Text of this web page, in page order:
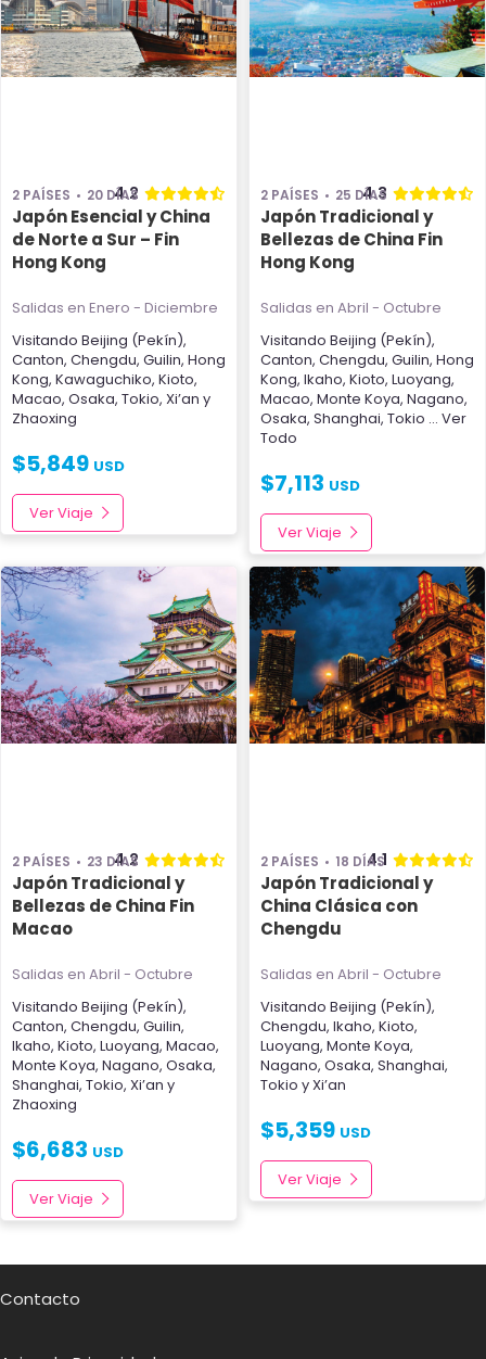
2 PAÍSES 20 DÍAS
4.2
Japón Esencial y China
de Norte a Sur – Fin
Hong Kong
Salidas en Enero - Diciembre
Visitando Beijing (Pekín),
Canton, Chengdu, Guilin, Hong
Kong, Kawaguchiko, Kioto,
Macao, Osaka, Tokio, Xi’an y
Zhaoxing
$5,849 USD
Ver Viaje
2 PAÍSES 25 DÍAS
4.3
Japón Tradicional y
Bellezas de China Fin
Hong Kong
Salidas en Abril - Octubre
Visitando Beijing (Pekín),
Canton, Chengdu, Guilin, Hong
Kong, Ikaho, Kioto, Luoyang,
Macao, Monte Koya, Nagano,
Osaka, Shanghai, Tokio ... Ver
Todo
$7,113 USD
Ver Viaje
2 PAÍSES 23 DÍAS
4.2
Japón Tradicional y
Bellezas de China Fin
Macao
Salidas en Abril - Octubre
Visitando Beijing (Pekín),
Canton, Chengdu, Guilin,
Ikaho, Kioto, Luoyang, Macao,
Monte Koya, Nagano, Osaka,
Shanghai, Tokio, Xi’an y
Zhaoxing
$6,683 USD
Ver Viaje
2 PAÍSES 18 DÍAS
4.1
Japón Tradicional y
China Clásica con
Chengdu
Salidas en Abril - Octubre
Visitando Beijing (Pekín),
Chengdu, Ikaho, Kioto,
Luoyang, Monte Koya,
Nagano, Osaka, Shanghai,
Tokio yXi’an
$5,359 USD
Ver Viaje
Contacto